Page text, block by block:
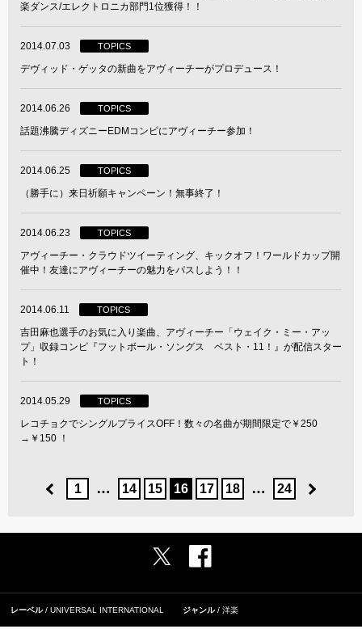
楽ダンス/エレクトロニカ部門1位獲得！！
2014.07.03 TOPICS
デヴィッド・ゲッタの新曲をアヴィーチーがプロデュース！
2014.06.26 TOPICS
話題沸騰ディズニーEDMコンピにアヴィーチー参加！
2014.06.25 TOPICS
（勝手に）来日祈願キャンペーン！無事終了！
2014.06.23 TOPICS
アヴィーチー・クラウドツイーティング、キックオフ！ワールドカップ開
催中！友達にアヴィーチーの魅力をパスしよう！！
2014.06.11 TOPICS
吉田麻也選手のお気に入り楽曲、アヴィーチー「ウェイク・ミー・アッ
プ」収録コンピ『フットボール・ソングス ベスト・11！』が配信スター
ト！
2014.05.29 TOPICS
レコチョクでシングルプライスOFF！数々の名曲が期間限定で￥250
→￥150 ！
1 … 14 15 16 17 18 … 24
レーベル UNIVERSAL INTERNATIONAL ジャンル 洋楽